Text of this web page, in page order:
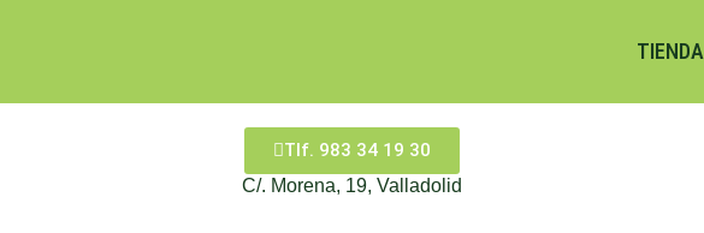
TIENDA
Tlf. 983 34 19 30
C/. Morena, 19, Valladolid